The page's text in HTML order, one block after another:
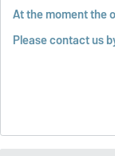
At the moment the
Please contact us